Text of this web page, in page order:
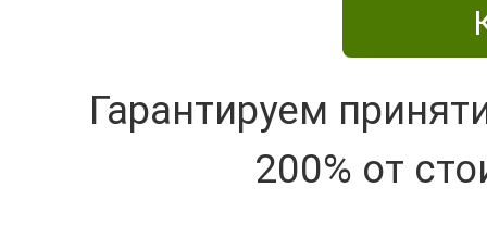
Гарантируем
200% от